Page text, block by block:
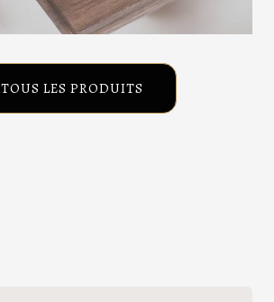
TOUS LES PRODUITS